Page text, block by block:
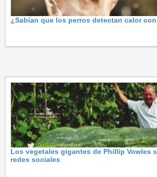
¿Sabían que los perros detectan calor
Los vegetales gigantes de Phillip Vowles
redes sociales